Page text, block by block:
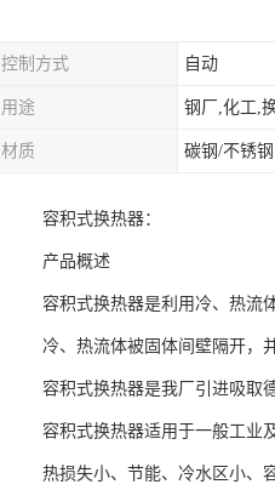
控制方式 自动
用途
材质 碳钢/不锈钢
容积式换热器：
产品概述
容积式换热器是利用冷、热流
冷、热流体被固体间壁隔开，
容积式换热器是我厂引进吸取
容积式换热器适用于一般工业
热损失小、节能、冷水区小、